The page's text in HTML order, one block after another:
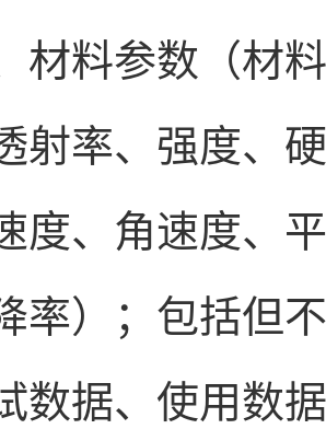
材料参数（材
射率、强度、
度、角速度、
率）；包括但
数据、使用数